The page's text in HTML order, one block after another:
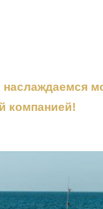
наслаждаемся
компанией!